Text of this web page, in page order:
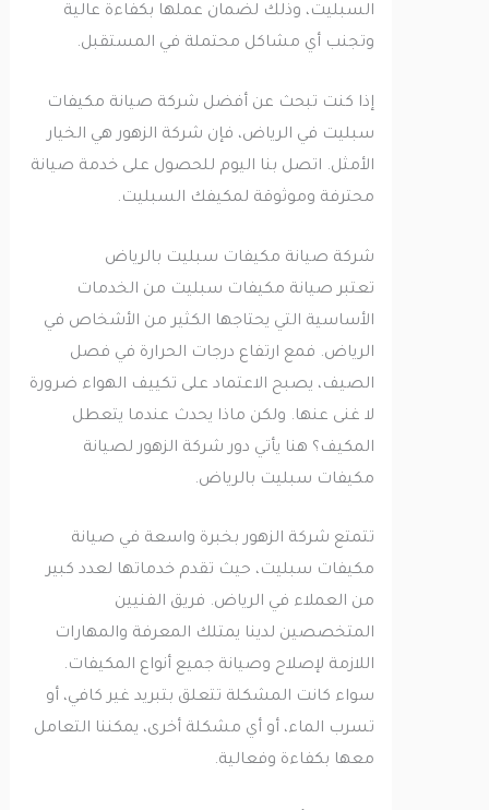
السبليت، وذلك لضمان عملها بكفاءة عالية
وتجنب أي مشاكل محتملة في المستقبل.
إذا كنت تبحث عن أفضل شركة صيانة مكيفات
سبليت في الرياض، فإن شركة الزهور هي الخيار
الأمثل. اتصل بنا اليوم للحصول على خدمة صيانة
محترفة وموثوقة لمكيفك السبليت.
شركة صيانة مكيفات سبليت بالرياض
تعتبر صيانة مكيفات سبليت من الخدمات
الأساسية التي يحتاجها الكثير من الأشخاص في
الرياض. فمع ارتفاع درجات الحرارة في فصل
الصيف، يصبح الاعتماد على تكييف الهواء ضرورة
لا غنى عنها. ولكن ماذا يحدث عندما يتعطل
المكيف؟ هنا يأتي دور شركة الزهور لصيانة
مكيفات سبليت بالرياض.
تتمتع شركة الزهور بخبرة واسعة في صيانة
مكيفات سبليت، حيث تقدم خدماتها لعدد كبير
من العملاء في الرياض. فريق الفنيين
المتخصصين لدينا يمتلك المعرفة والمهارات
اللازمة لإصلاح وصيانة جميع أنواع المكيفات.
سواء كانت المشكلة تتعلق بتبريد غير كافي، أو
تسرب الماء، أو أي مشكلة أخرى، يمكننا التعامل
معها بكفاءة وفعالية.